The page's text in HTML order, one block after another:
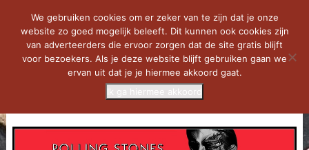
We gebruiken cookies om er zeker van te zijn dat je onze
website zo goed mogelijk beleeft. Dit kunnen ook cookies zijn
van adverteerders die ervoor zorgen dat de site gratis blijft
voor bezoekers. Als je deze website blijft gebruiken gaan we
ervan uit dat je je hiermee akkoord gaat.
Ik ga hiermee akkoord